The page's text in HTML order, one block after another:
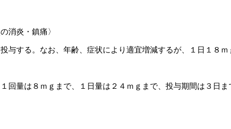
消炎・鎮痛〉
する。なお、年齢、症状により適宜増減するが、１日１８ｍ
量は８ｍｇまで、１日量は２４ｍｇまで、投与期間は３日